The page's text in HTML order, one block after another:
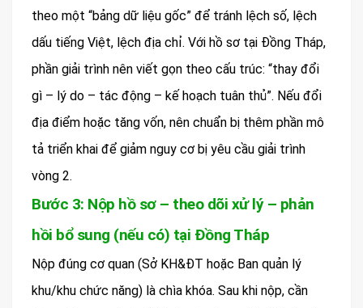
theo một “bảng dữ liệu gốc” để tránh lệch số, lệch
dấu tiếng Việt, lệch địa chỉ. Với hồ sơ tại Đồng Tháp,
phần giải trình nên viết gọn theo cấu trúc: “thay đổi
gì – lý do – tác động – kế hoạch tuân thủ”. Nếu đổi
địa điểm hoặc tăng vốn, nên chuẩn bị thêm phần mô
tả triển khai để giảm nguy cơ bị yêu cầu giải trình
vòng 2.
Bước 3: Nộp hồ sơ – theo dõi xử lý – phản
hồi bổ sung (nếu có) tại Đồng Tháp
Nộp đúng cơ quan (Sở KH&ĐT hoặc Ban quản lý
khu/khu chức năng) là chìa khóa. Sau khi nộp, cần